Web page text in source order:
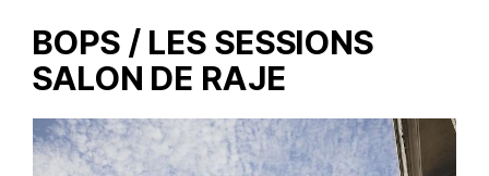
BOPS / LES SESSIONS
SALON DE RAJE